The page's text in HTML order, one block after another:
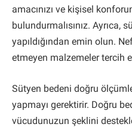
amacınızı ve kişisel
bulundurmalısınız. Ayrıca,
yapıldığından emin olun.
etmeyen malzemeler tercih
Sütyen bedeni doğru
yapmayı gerektirir. Doğru
vücudunuzun şeklini